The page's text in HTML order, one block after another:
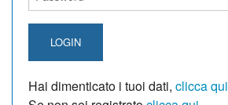
LOGIN
Hai dimenticato i tuoi dati, clicca qui